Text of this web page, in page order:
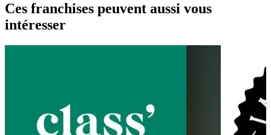
Ces franchises peuvent aussi vous
intéresser